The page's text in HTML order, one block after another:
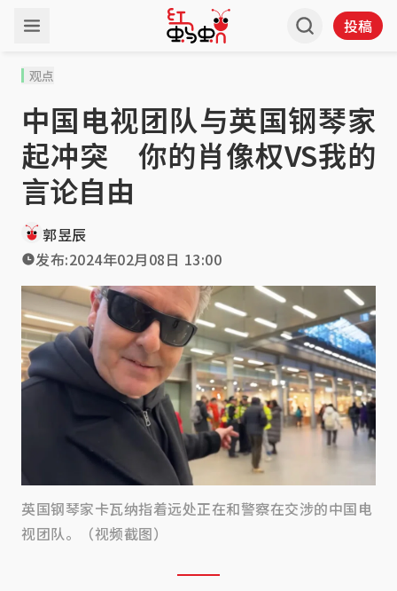
投稿
观点
中国电视团队与英国钢琴家
起冲突 你的肖像权VS我的
言论自由
郭昱辰
发布:2024年02月08日 13:00
英国钢琴家卡瓦纳指着远处正在和警察在交涉的中国电
视团队。（视频截图）